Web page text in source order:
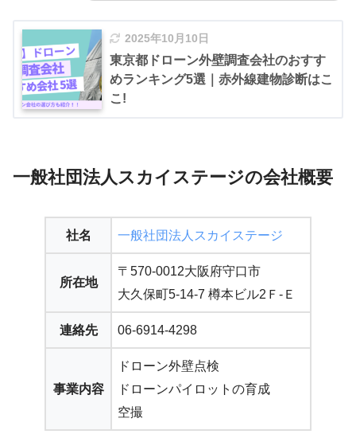
2025年10月10日
東京都ドローン外壁調査会社のおすす
めランキング5選｜赤外線建物診断はこ
こ!
一般社団法人スカイステージの会社概要
社名 一般社団法人スカイステージ
所在地
〒570-0012大阪府守口市
大久保町5-14-7 樽本ビル2Ｆ-Ｅ
連絡先 06-6914-4298
事業内容
ドローン外壁点検
ドローンパイロットの育成
空撮